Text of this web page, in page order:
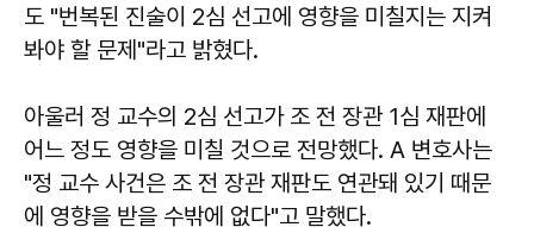
도 "번복된 진술이 2심 선고에 영향을 미칠지는 지켜
봐야 할 문제"라고 밝혔다.
아울러 정 교수의 2심 선고가 조 전 장관 1심 재판에
어느 정도 영향을 미칠 것으로 전망했다. A 변호사는
"정 교수 사건은 조 전 장관 재판도 연관돼 있기 때문
에 영향을 받을 수밖에 없다"고 말했다.